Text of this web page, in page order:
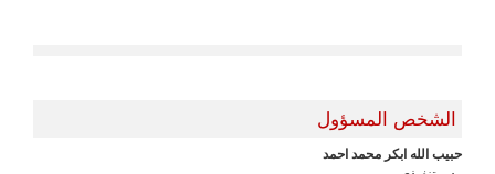
الشخص المسؤول
حبيب الله ابكر محمد احمد